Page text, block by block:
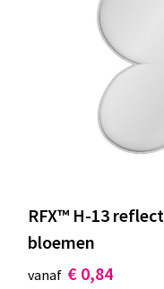
RFX™ H-13
bloemen
vanaf € 0,84